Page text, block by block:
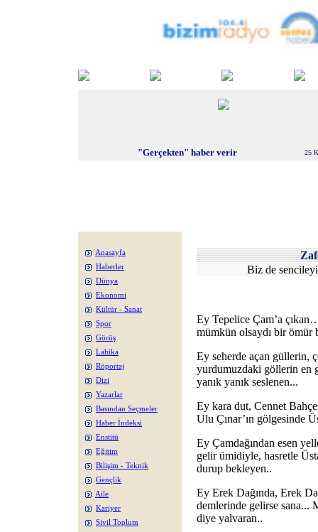
"Gerçekten" haber verir 25
Anasayfa
Haberler
Dünya
Ekonomi
Kültür - Sanat
Spor
Görüş
Lahika
Röportaj
Dizi
Yazarlar
Basından Seçmeler
Haber İndeksi
Enstitü
Eğitim
Bilişim - Teknik
Gençlik
Aile
Kariyer
Sivil Toplum
Biz de
Ey Tepelice Çam’a
mümkün olsaydı bir ömür
Ey seherde açan güllerin,
yurdumuzdaki göllerin en
yanık yanık seslenen...
Ey kara dut, Cennet
Ulu Çınar’ın gölgesinde
Ey Çamdağından esen
gelir ümidiyle, hasretle
durup bekleyen..
Ey Erek Dağında, Erek
demlerinde gelirse sana...
diye yalvaran..